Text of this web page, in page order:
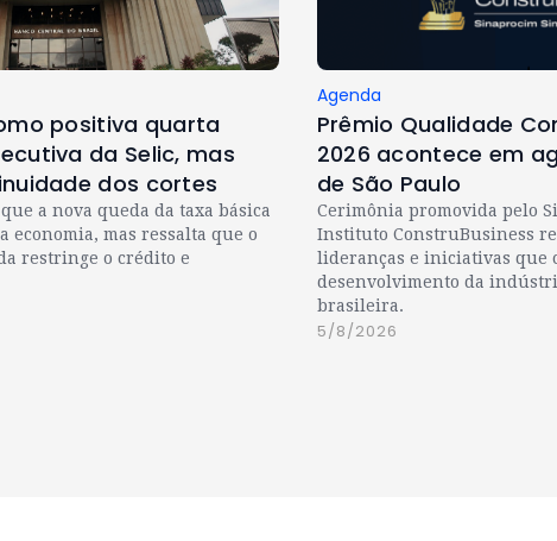
positiva quarta
da Selic, mas
dos cortes
a nova queda da taxa básica
economia, mas ressalta que o
restringe o crédito e
Agenda
Prêmio Qualidade
2026 acontece em
de São Paulo
Cerimônia promovida pelo
Instituto ConstruBusiness
lideranças e iniciativas que
desenvolvimento da
brasileira.
5/8/2026